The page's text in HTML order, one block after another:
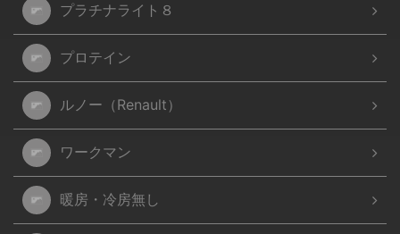
プラチナライト８
プロテイン
ルノー（Renault）
ワークマン
暖房・冷房無し